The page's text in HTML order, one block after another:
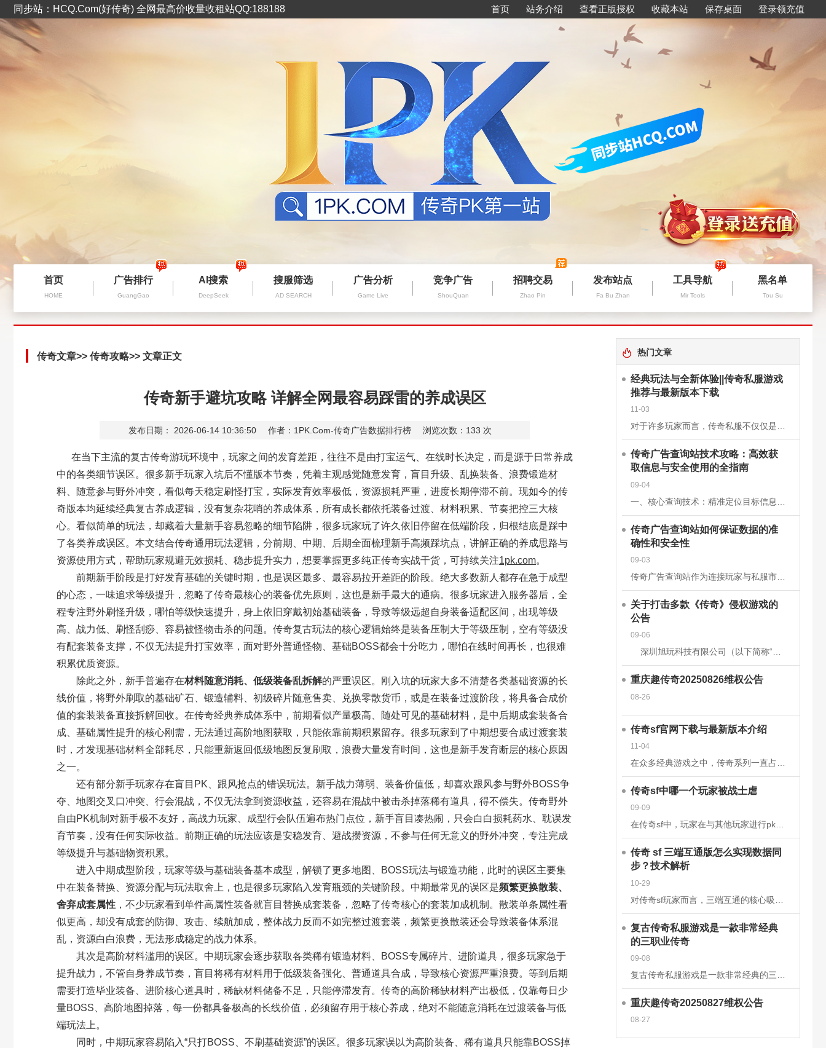
同步站：HCQ.Com(好传奇) 全网最高价收量收租站QQ:188188 首页 站务介绍 查看正版授权 收藏本站 保存桌面 登录领充值
首页
HOME
广告排行
GuangGao
AI搜索
DeepSeek
搜服筛选
AD SEARCH
广告分析
Game Live
竞争广告
ShouQuan
招聘交易
Zhao Pin
发布站点
Fa Bu Zhan
工具导航
Mir Tools
黑名单
Tou Su
传奇文章>> 传奇攻略>> 文章正文
传奇新手避坑攻略 详解全网最容易踩雷的养成误区
发布日期： 2026-06-14 10:36:50 作者：1PK.Com-传奇广告数据排行榜 浏览次数： 133 次
在当下主流的复古传奇游玩环境中，玩家之间的发育差距，往往不是由打宝运气、在线时长决定，而是源于日常养成
中的各类细节误区。很多新手玩家入坑后不懂版本节奏，凭着主观感觉随意发育，盲目升级、乱换装备、浪费锻造材
料、随意参与野外冲突，看似每天稳定刷怪打宝，实际发育效率极低，资源损耗严重，进度长期停滞不前。现如今的传
奇版本均延续经典复古养成逻辑，没有复杂花哨的养成体系，所有成长都依托装备过渡、材料积累、节奏把控三大核
心。看似简单的玩法，却藏着大量新手容易忽略的细节陷阱，很多玩家玩了许久依旧停留在低端阶段，归根结底是踩中
了各类养成误区。本文结合传奇通用玩法逻辑，分前期、中期、后期全面梳理新手高频踩坑点，讲解正确的养成思路与
资源使用方式，帮助玩家规避无效损耗、稳步提升实力，想要掌握更多纯正传奇实战干货，可持续关注1pk.com。
前期新手阶段是打好发育基础的关键时期，也是误区最多、最容易拉开差距的阶段。绝大多数新人都存在急于成型
的心态，一味追求等级提升，忽略了传奇最核心的装备优先原则，这也是新手最大的通病。很多玩家进入服务器后，全
程专注野外刷怪升级，哪怕等级快速提升，身上依旧穿戴初始基础装备，导致等级远超自身装备适配区间，出现等级
高、战力低、刷怪刮痧、容易被怪物击杀的问题。传奇复古玩法的核心逻辑始终是装备压制大于等级压制，空有等级没
有配套装备支撑，不仅无法提升打宝效率，面对野外普通怪物、基础BOSS都会十分吃力，哪怕在线时间再长，也很难
积累优质资源。
除此之外，新手普遍存在材料随意消耗、低级装备乱拆解的严重误区。刚入坑的玩家大多不清楚各类基础资源的长
线价值，将野外刷取的基础矿石、锻造辅料、初级碎片随意售卖、兑换零散货币，或是在装备过渡阶段，将具备合成价
值的套装装备直接拆解回收。在传奇经典养成体系中，前期看似产量极高、随处可见的基础材料，是中后期成套装备合
成、基础属性提升的核心刚需，无法通过高阶地图获取，只能依靠前期积累留存。很多玩家到了中期想要合成过渡套装
时，才发现基础材料全部耗尽，只能重新返回低级地图反复刷取，浪费大量发育时间，这也是新手发育断层的核心原因
之一。
还有部分新手玩家存在盲目PK、跟风抢点的错误玩法。新手战力薄弱、装备价值低，却喜欢跟风参与野外BOSS争
夺、地图交叉口冲突、行会混战，不仅无法拿到资源收益，还容易在混战中被击杀掉落稀有道具，得不偿失。传奇野外
自由PK机制对新手极不友好，高战力玩家、成型行会队伍遍布热门点位，新手盲目凑热闹，只会白白损耗药水、耽误发
育节奏，没有任何实际收益。前期正确的玩法应该是安稳发育、避战攒资源，不参与任何无意义的野外冲突，专注完成
等级提升与基础物资积累。
进入中期成型阶段，玩家等级与基础装备基本成型，解锁了更多地图、BOSS玩法与锻造功能，此时的误区主要集
中在装备替换、资源分配与玩法取舍上，也是很多玩家陷入发育瓶颈的关键阶段。中期最常见的误区是频繁更换散装、
舍弃成套属性 ，不少玩家看到单件高属性装备就盲目替换成套装备，忽略了传奇核心的套装加成机制。散装单条属性看
似更高，却没有成套的防御、攻击、续航加成，整体战力反而不如完整过渡套装，频繁更换散装还会导致装备体系混
乱，资源白白浪费，无法形成稳定的战力体系。
其次是高阶材料滥用的误区。中期玩家会逐步获取各类稀有锻造材料、BOSS专属碎片、进阶道具，很多玩家急于
提升战力，不管自身养成节奏，盲目将稀有材料用于低级装备强化、普通道具合成，导致核心资源严重浪费。等到后期
需要打造毕业装备、进阶核心道具时，稀缺材料储备不足，只能停滞发育。传奇的高阶稀缺材料产出极低，仅靠每日少
量BOSS、高阶地图掉落，每一份都具备极高的长线价值，必须留存用于核心养成，绝对不能随意消耗在过渡装备与低
端玩法上。
同时，中期玩家容易陷入“只打BOSS、不刷基础资源”的误区。很多玩家误以为高阶装备、稀有道具只能靠BOSS掉
热门文章
经典玩法与全新体验||传奇私服游戏
推荐与最新版本下载
11-03
对于许多玩家而言，传奇私服不仅仅是一款游戏，更是一段青春的回忆。它继承了经典《传奇》的核心玩法，保留了战士、法师、道士三大职业的经典设定，同时在画面、操作和系统上进行了优化升级，让老玩家找回曾经的激情
传奇广告查询站技术攻略：高效获
取信息与安全使用的全指南
09-04
传奇广告查询站如何保证数据的准
确性和安全性
09-03
关于打击多款《传奇》侵权游戏的
公告
09-06
深圳旭玩科技有限公司（以下简称“我司”）依据相关转授权文件获得原始著作权人韩国亚拓士软件有限公司针对《LegendofMirII》（中文名：《传奇》）网
重庆趣传奇20250826维权公告
08-26
传奇sf官网下载与最新版本介绍
11-04
传奇sf中哪一个玩家被战士虐
09-09
在传奇sf中，玩家在与其他玩家进行pk时，有时会被对方的技能击中，也有时会被对方战士击杀。虽然战士在游戏前期，在技能上没有法师给力，但是战士有绝对的优势，特别是战士的防御和血量，完全可以抵挡住对方的伤
传奇 sf 三端互通版怎么实现数据同
步？技术解析
10-29
复古传奇私服游戏是一款非常经典
的三职业传奇
09-08
重庆趣传奇20250827维权公告
08-27